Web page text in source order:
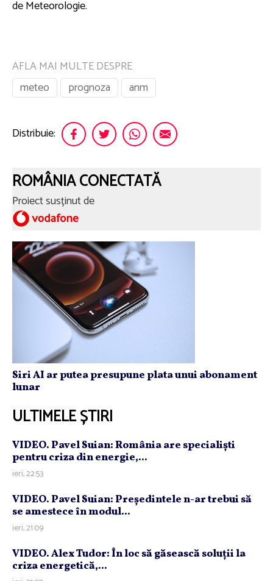
de Meteorologie.
AFLA MAI MULTE DESPRE
meteo
prognoza anm
Distribuie:
ROMÂNIA CONECTATĂ
Proiect susținut de
Siri AI ar putea presupune plata unui abonament
lunar
ULTIMELE ȘTIRI
VIDEO. Pavel Suian: România are specialişti
pentru criza din energie,...
ieri, 22:53
VIDEO. Pavel Suian: Preşedintele n-ar trebui să
se amestece în modul...
ieri, 21:09
VIDEO. Alex Tudor: În loc să găsească soluţii la
criza energetică,...